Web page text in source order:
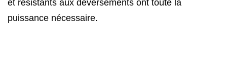
et résistants aux déversements ont toute la
puissance nécessaire.